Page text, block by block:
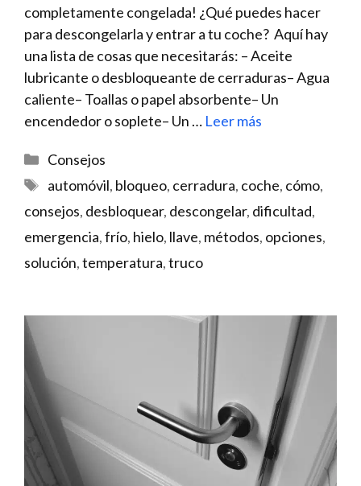
completamente congelada! ¿Qué puedes hacer
para descongelarla y entrar a tu coche? Aquí hay
una lista de cosas que necesitarás: – Aceite
lubricante o desbloqueante de cerraduras– Agua
caliente– Toallas o papel absorbente– Un
encendedor o soplete– Un … Leer más
Categorías
Consejos
Etiquetas
automóvil, bloqueo, cerradura, coche, cómo,
consejos, desbloquear, descongelar, dificultad,
emergencia,frío, hielo, llave, métodos, opciones,
solución,temperatura,truco